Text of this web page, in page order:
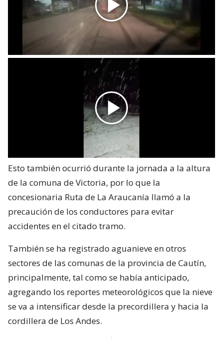
Esto también ocurrió durante la jornada a la altura
de la comuna de Victoria, por lo que la
concesionaria Ruta de La Araucanía llamó a la
precaución de los conductores para evitar
accidentes en el citado tramo.
También se ha registrado aguanieve en otros
sectores de las comunas de la provincia de Cautín,
principalmente, tal como se había anticipado,
agregando los reportes meteorológicos que la nieve
se va a intensificar desde la precordillera y hacia la
cordillera de Los Andes.